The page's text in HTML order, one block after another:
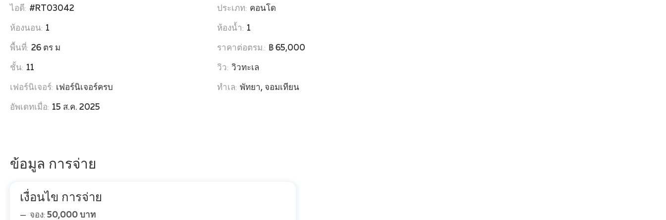
ไอดี: #RT03042 ประเภท: คอนโด
ห้องนอน: 1 ห้องน้ำ: 1
พื้นที่: 26 ตร ม ราคาต่อตรม.: ฿ 65,000
ชั้น: 11 วิว: วิวทะเล
เฟอร์นิเจอร์: เฟอร์นิเจอร์ครบ ทำเล: พัทยา, จอมเทียน
อัพเดทเมื่อ: 15 ส.ค. 2025
ข้อมูล การจ่าย
เงื่อนไข การจ่าย
จอง: 50,000 บาท